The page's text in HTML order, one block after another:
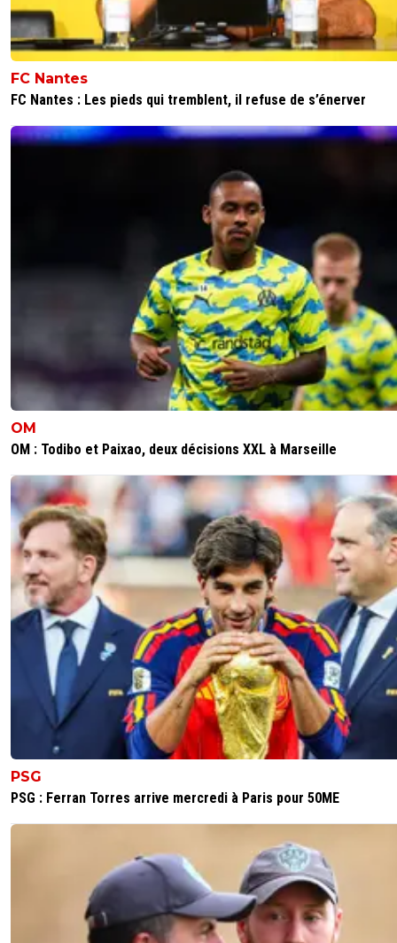
FC Nantes
FC Nantes : Les pieds qui tremblent, il refuse de s’énerver
OM
OM : Todibo et Paixao, deux décisions XXL à Marseille
PSG
PSG : Ferran Torres arrive mercredi à Paris pour 50ME